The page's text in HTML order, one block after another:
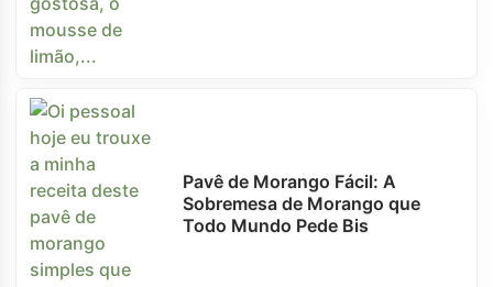
Pavê de Morango Fácil: A
Sobremesa de Morango que
Todo Mundo Pede Bis